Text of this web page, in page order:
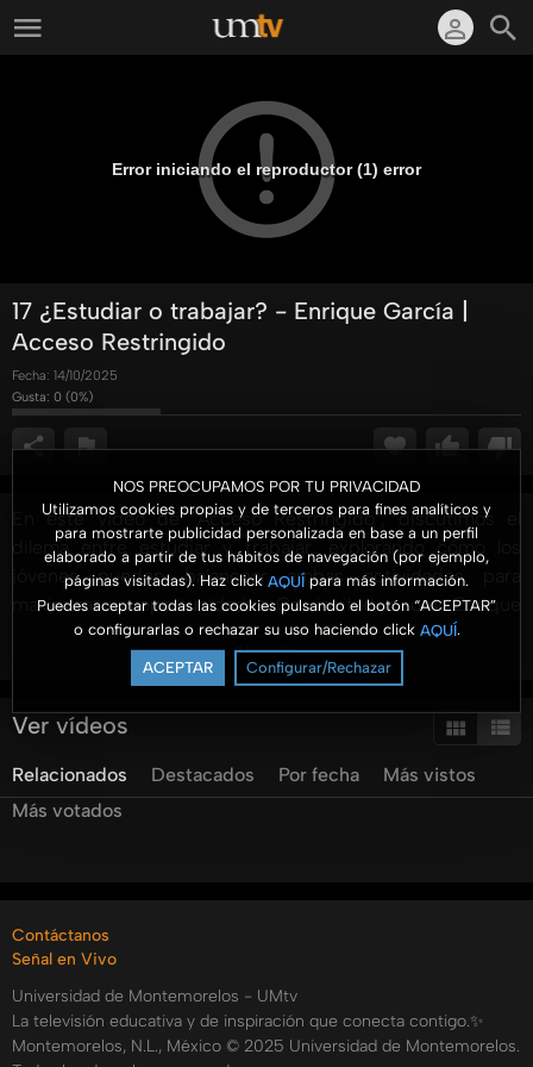
NOS PREOCUPAMOS POR TU PRIVACIDAD
Utilizamos cookies propias y de terceros para fines analíticos y
para mostrarte publicidad personalizada en base a un perfil
elaborado a partir de tus hábitos de navegación (por ejemplo,
páginas visitadas). Haz click AQUÍ para más información.
Puedes aceptar todas las cookies pulsando el botón “ACEPTAR”
o configurarlas o rechazar su uso haciendo click AQUÍ.
ACEPTAR Configurar/Rechazar
Error iniciando el reproductor (1) error
17 ¿Estudiar o trabajar? - Enrique García |
Acceso Restringido
Fecha: 14/10/2025
Gusta: 0 (0%)
En este video de "Acceso Restringido", discutimos el
dilema entre estudiar y trabajar, explorando cómo los
jóvenes pueden balancear ambas actividades para
maximizar sus oportunidades. Con invitados como Enrique
García y Bryant Servicio, abordamos preguntas cruciales
sobre motivación y prioridades en la vida académica y
laboral. Se destaca la importancia de establecer metas
claras y cómo estas influyen en la toma de decisiones
subraya que las carreras no solo deben elegirse por su
potencial salarial, sino también por la pasión y utilidad
y trabajar simultáneamente puede ser una herramienta
Categorías:
Niños y Jóvenes
Ver más
Ver vídeos
Relacionados Destacados Por fecha
Más vistos
Más votados
Contáctanos
Señal en Vivo
Universidad de Montemorelos - UMtv
La televisión educativa y de inspiración que conecta contigo.✨
Montemorelos, N.L., México © 2025 Universidad de Montemorelos.